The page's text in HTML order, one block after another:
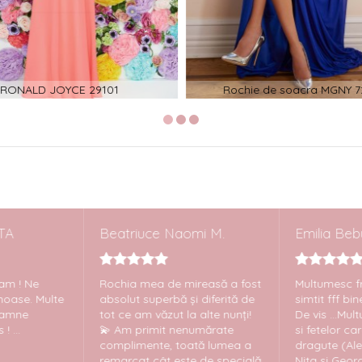
RONALD JOYCE 29101 Rochie de soacra MGNY
! Ne
Multe
! ...
Beatriuce Naomi M.
Rochia mea de mireasă a fost
absolut superbă și diferită de
tot ce am văzut la alte nunți!
💫 Am primit nenumărate
complimente, toată lumea a
Emilia
Multumesc
simtit fff
De vis
si fetelor
dragute